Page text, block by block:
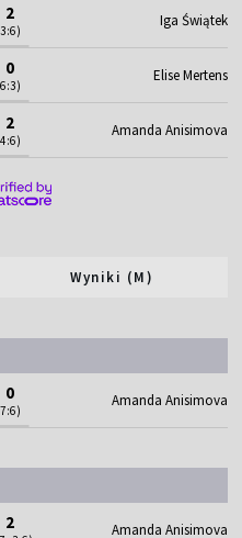
2 Iga Świątek
0 Elise Mertens
2 Amanda Anisimova
Wyniki (M)
0 Amanda Anisimova
2 Amanda Anisimova